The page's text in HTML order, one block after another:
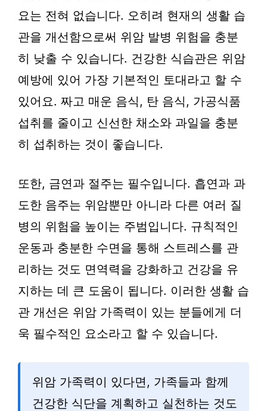
요는 전혀 없습니다. 오히려 현재의 생활 습
관을 개선함으로써 위암 발병 위험을 충분
히 낮출 수 있습니다. 건강한 식습관은 위암
예방에 있어 가장 기본적인 토대라고 할 수
있어요. 짜고 매운 음식, 탄 음식, 가공식품
섭취를 줄이고 신선한 채소와 과일을 충분
히 섭취하는 것이 좋습니다.
또한, 금연과 절주는 필수입니다. 흡연과 과
도한 음주는 위암뿐만 아니라 다른 여러 질
병의 위험을 높이는 주범입니다. 규칙적인
운동과 충분한 수면을 통해 스트레스를 관
리하는 것도 면역력을 강화하고 건강을 유
지하는 데 큰 도움이 됩니다. 이러한 생활 습
관 개선은 위암 가족력이 있는 분들에게 더
욱 필수적인 요소라고 할 수 있습니다.
위암 가족력이 있다면, 가족들과 함께
건강한 식단을 계획하고 실천하는 것도